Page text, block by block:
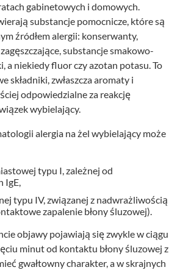
gabinetowych i domowych.
substancje pomocnicze, które są
źródłem alergii: konserwanty,
substancje smakowo-
a niekiedy fluor czy azotan potasu. To
składniki, zwłaszcza aromaty i
odpowiedzialne za reakcję
wybielający.
alergia na żel wybielający może
typu I, zależnej od
IgE,
typu IV, związanej z nadwrażliwością
zapalenie błony śluzowej).
objawy pojawiają się zwykle w ciągu
minut od kontaktu błony śluzowej z
gwałtowny charakter, a w skrajnych